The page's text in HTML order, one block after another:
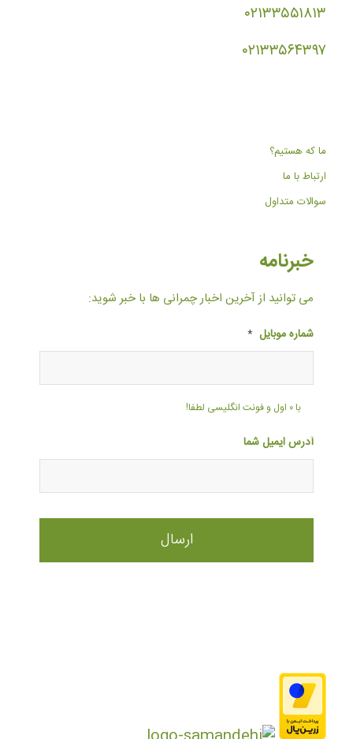
۰۲۱۳۳۵۵۱۸۱۳
۰۲۱۳۳۵۶۴۳۹۷
ما که هستیم؟
ارتباط با ما
سوالات متداول
خبرنامه
می توانید از آخرین اخبار چمرانی ها با خبر شوید:
شماره موبایل *
با ۰ اول و فونت انگلیسی لطفا!
آدرس ایمیل شما